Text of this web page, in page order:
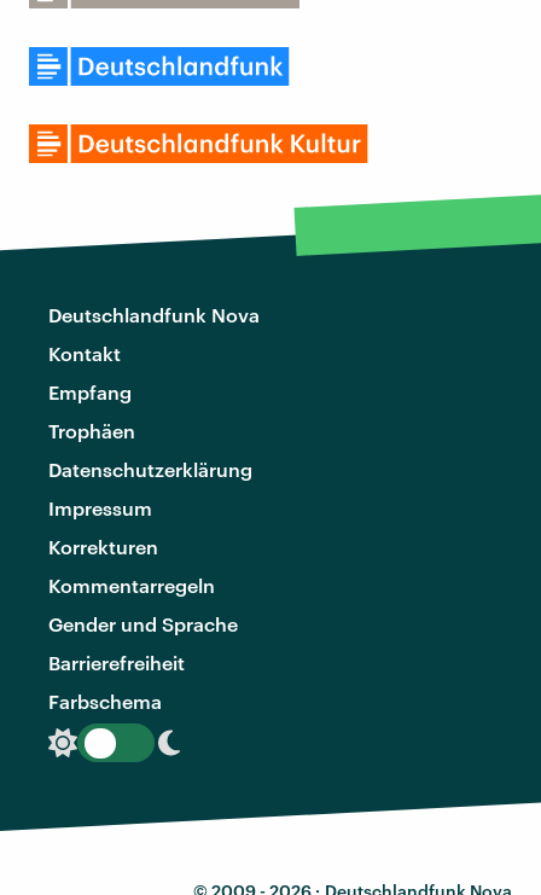
Deutschlandfunk Nova
Kontakt
Empfang
Trophäen
Datenschutzerklärung
Impressum
Korrekturen
Kommentarregeln
Gender und Sprache
Barrierefreiheit
Farbschema